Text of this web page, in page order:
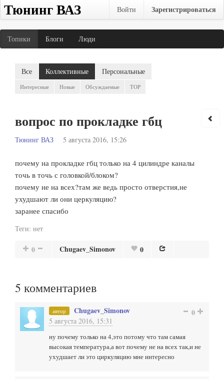
Тюнинг ВАЗ Войти Зарегистрироваться
Топики Блоги Люди
Все Коллективные Персональные
Интересные Новые Обсуждаемые TOP
вопрос по прокладке гбц
Тюнинг ВАЗ 5 августа 2016, 15:26
почему на прокладке гбц только на 4 цилиндре каналы
точь в точь с головкой/блоком?
почему не на всех?там же ведь просто отверстия,не
ухудшают ли они церкуляцию?
заранее спасибо
Теги: нет
0 Chugaev_Simonov 0
5 комментариев
автор Chugaev_Simonov
5 августа 2016, 15:31
0
ну почему только на 4,это потому что там самая
высокая температура,а вот почему не на всех так,и не
ухудшает ли это циркуляцию мне интересно